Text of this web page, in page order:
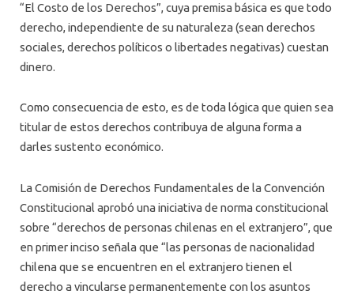
“El Costo de los Derechos”, cuya premisa básica es que todo
derecho, independiente de su naturaleza (sean derechos
sociales, derechos políticos o libertades negativas) cuestan
dinero.
Como consecuencia de esto, es de toda lógica que quien sea
titular de estos derechos contribuya de alguna forma a
darles sustento económico.
La Comisión de Derechos Fundamentales de la Convención
Constitucional aprobó una iniciativa de norma constitucional
sobre “derechos de personas chilenas en el extranjero”, que
en primer inciso señala que “las personas de nacionalidad
chilena que se encuentren en el extranjero tienen el
derecho a vincularse permanentemente con los asuntos